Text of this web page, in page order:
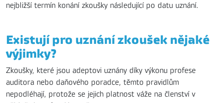
nejbližší termín konání zkoušky následující po datu uznání.
Existují pro uznání zkoušek nějaké
výjimky?
Zkoušky, které jsou adeptovi uznány díky výkonu profese
auditora nebo daňového poradce, těmto pravidlům
nepodléhají, protože se jejich platnost váže na členství v